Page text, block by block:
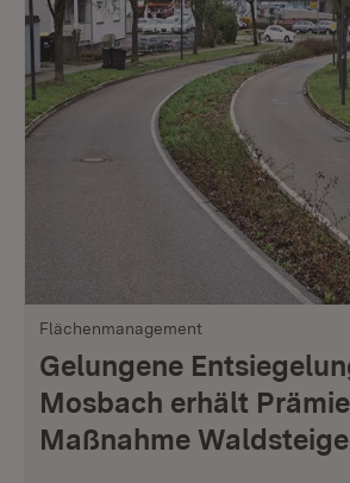
Flächenmanagement
Gelungene
Mosbach erhält
Maßnahme Waldsteige